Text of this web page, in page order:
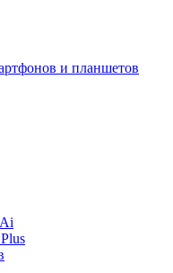
и планшетов